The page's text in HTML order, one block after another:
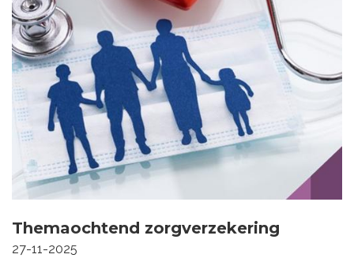
Themaochtend zorgverzekering
27-11-2025